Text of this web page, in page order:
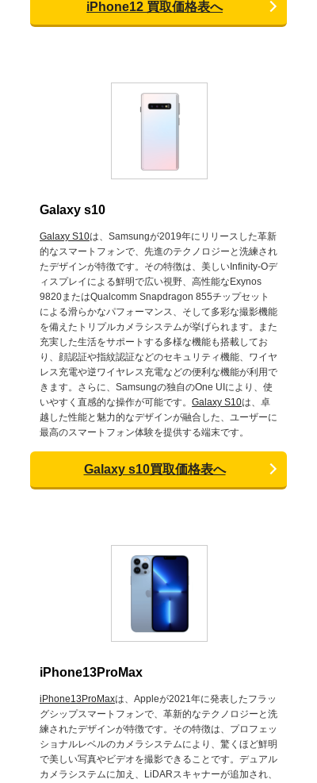
iPhone12 買取価格表へ
Galaxy s10
Galaxy S10は、Samsungが2019年にリリースした革新
的なスマートフォンで、先進のテクノロジーと洗練され
たデザインが特徴です。その特徴は、美しいInfinity-Oデ
ィスプレイによる鮮明で広い視野、高性能なExynos
9820またはQualcomm Snapdragon 855チップセット
による滑らかなパフォーマンス、そして多彩な撮影機能
を備えたトリプルカメラシステムが挙げられます。また
充実した生活をサポートする多様な機能も搭載してお
り、顔認証や指紋認証などのセキュリティ機能、ワイヤ
レス充電や逆ワイヤレス充電などの便利な機能が利用で
きます。さらに、Samsungの独自のOne UIにより、使
いやすく直感的な操作が可能です。 Galaxy S10は、卓
越した性能と魅力的なデザインが融合した、ユーザーに
最高のスマートフォン体験を提供する端末です。
Galaxy s10買取価格表へ
iPhone13ProMax
iPhone13ProMaxは、Appleが2021年に発表したフラッ
グシップスマートフォンで、革新的なテクノロジーと洗
練されたデザインが特徴です。その特徴は、プロフェッ
ショナルレベルのカメラシステムにより、驚くほど鮮明
で美しい写真やビデオを撮影できることです。デュアル
カメラシステムに加え、LiDARスキャナーが追加され、